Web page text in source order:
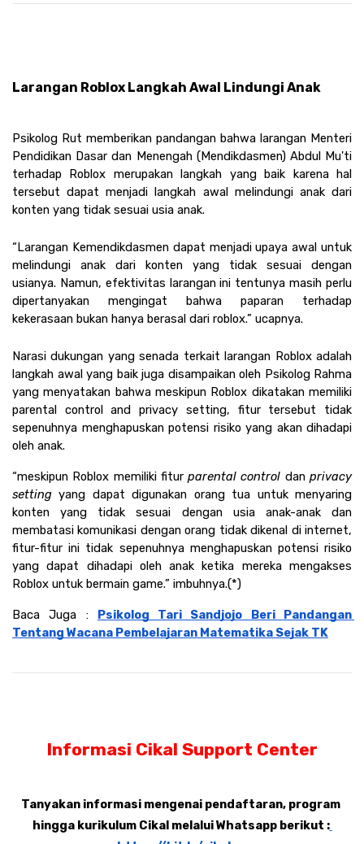
Larangan Roblox Langkah Awal Lindungi Anak
Psikolog Rut memberikan pandangan bahwa larangan Menteri
Pendidikan Dasar dan Menengah (Mendikdasmen) Abdul Mu'ti
terhadap Roblox merupakan langkah yang baik karena hal
tersebut dapat menjadi langkah awal melindungi anak dari
konten yang tidak sesuai usia anak.
“Larangan Kemendikdasmen dapat menjadi upaya awal untuk
melindungi anak dari konten yang tidak sesuai dengan
usianya. Namun, efektivitas larangan ini tentunya masih perlu
dipertanyakan mengingat bahwa paparan terhadap
kekerasaan bukan hanya berasal dari roblox.” ucapnya.
Narasi dukungan yang senada terkait larangan Roblox adalah
langkah awal yang baik juga disampaikan oleh Psikolog Rahma
yang menyatakan bahwa meskipun Roblox dikatakan memiliki
parental control and privacy setting, fitur tersebut tidak
sepenuhnya menghapuskan potensi risiko yang akan dihadapi
oleh anak.
“meskipun Roblox memiliki fitur parental control dan privacy
setting yang dapat digunakan orang tua untuk menyaring
konten yang tidak sesuai dengan usia anak-anak dan
membatasi komunikasi dengan orang tidak dikenal di internet,
fitur-fitur ini tidak sepenuhnya menghapuskan potensi risiko
yang dapat dihadapi oleh anak ketika mereka mengakses
Roblox untuk bermain game.” imbuhnya.(*)
Baca Juga : Psikolog Tari Sandjojo Beri Pandangan
Tentang Wacana Pembelajaran Matematika Sejak TK
Informasi Cikal Support Center
Tanyakan informasi mengenai pendaftaran, program
hingga kurikulum Cikal melalui Whatsapp berikut :